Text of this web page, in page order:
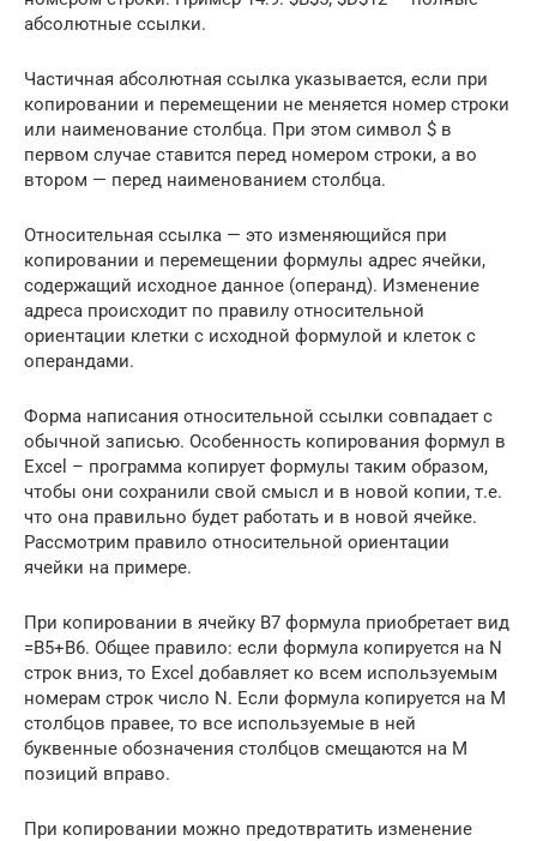
абсолютные ссылки.
Частичная абсолютная ссылка указывается, если при
копировании и перемещении не меняется номер строки
или наименование столбца. При этом символ $ в
первом случае ставится перед номером строки, а во
втором — перед наименованием столбца.
Относительная ссылка — это изменяющийся при
копировании и перемещении формулы адрес ячейки,
содержащий исходное данное (операнд). Изменение
адреса происходит по правилу относительной
ориентации клетки с исходной формулой и клеток с
операндами.
Форма написания относительной ссылки совпадает с
обычной записью. Особенность копирования формул в
Excel – программа копирует формулы таким образом,
чтобы они сохранили свой смысл и в новой копии, т.е.
что она правильно будет работать и в новой ячейке.
Рассмотрим правило относительной ориентации
ячейки на примере.
При копировании в ячейку В7 формула приобретает вид
=В5+В6. Общее правило: если формула копируется на N
строк вниз, то Excel добавляет ко всем используемым
номерам строк число N. Если формула копируется на M
столбцов правее, то все используемые в ней
буквенные обозначения столбцов смещаются на М
позиций вправо.
При копировании можно предотвратить изменение